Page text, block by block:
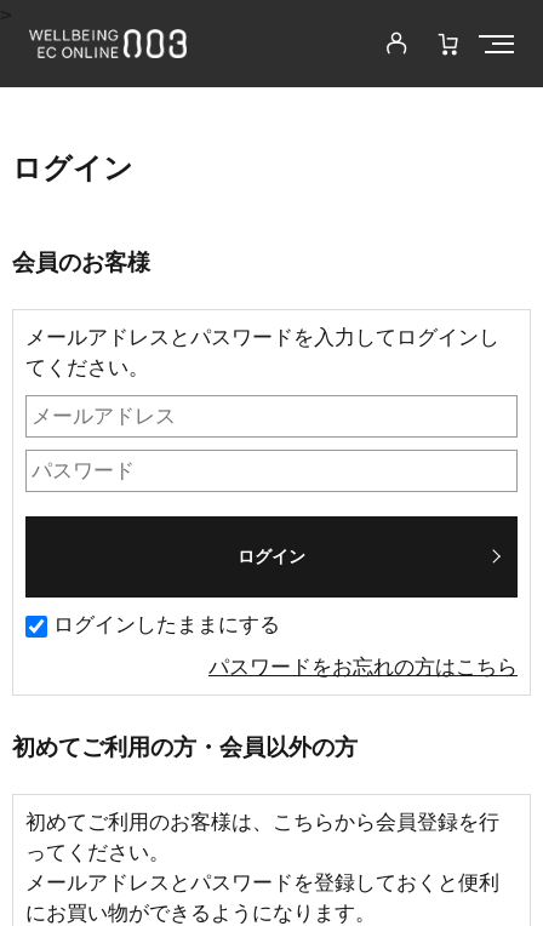
ログイン
会員のお客様
メールアドレスとパスワードを入力してログインし
てください。
ログインしたままにする
パスワードをお忘れの方はこちら
初めてご利用の方・会員以外の方
初めてご利用のお客様は、こちらから会員登録を行
ってください。
メールアドレスとパスワードを登録しておくと便利
にお買い物ができるようになります。